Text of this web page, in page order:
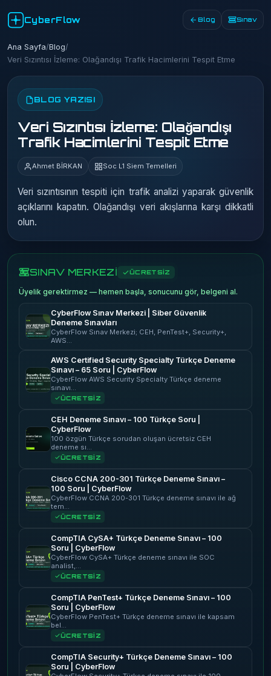
CyberFlow Blog Sınav
Ana Sayfa/Blog/
Veri Sızıntısı İzleme: Olağandışı Trafik Hacimlerini Tespit Etme
BLOG YAZISI
Veri Sızıntısı İzleme: Olağandışı
Trafik Hacimlerini Tespit Etme
Ahmet BİRKAN Soc L1 Siem Temelleri
Veri sızıntısının tespiti için trafik analizi yaparak güvenlik
açıklarını kapatın. Olağandışı veri akışlarına karşı dikkatli
olun.
SINAV MERKEZİ ÜCRETSİZ
Üyelik gerektirmez — hemen başla, sonucunu gör, belgeni al.
CyberFlow Sınav Merkezi | Siber Güvenlik
Deneme Sınavları
CyberFlow Sınav Merkezi; CEH, PenTest+, Security+,
AWS…
AWS Certified Security Specialty Türkçe Deneme
Sınavı – 65 Soru | CyberFlow
CyberFlow AWS Security Specialty Türkçe deneme
sınavı…
ÜCRETSİZ
CEH Deneme Sınavı – 100 Türkçe Soru |
CyberFlow
100 özgün Türkçe sorudan oluşan ücretsiz CEH
deneme sı…
ÜCRETSİZ
Cisco CCNA 200-301 Türkçe Deneme Sınavı –
100 Soru | CyberFlow
CyberFlow CCNA 200-301 Türkçe deneme sınavı ile ağ
tem…
ÜCRETSİZ
CompTIA CySA+ Türkçe Deneme Sınavı – 100
Soru | CyberFlow
CyberFlow CySA+ Türkçe deneme sınavı ile SOC
analist,…
ÜCRETSİZ
CompTIA PenTest+ Türkçe Deneme Sınavı – 100
Soru | CyberFlow
CyberFlow PenTest+ Türkçe deneme sınavı ile kapsam
bel…
ÜCRETSİZ
CompTIA Security+ Türkçe Deneme Sınavı – 100
Soru | CyberFlow